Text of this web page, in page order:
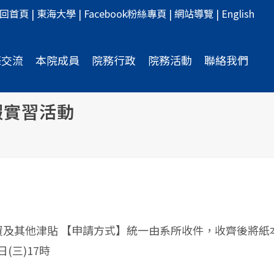
回首頁 | 東海大學 | Facebook粉絲專頁 | 網站導覽 | English
流 本院成員 院務行政 院務活動 聯絡我們
習活動
其他津貼 【申請方式】統一由系所收件，收齊後將紙
(三)17時